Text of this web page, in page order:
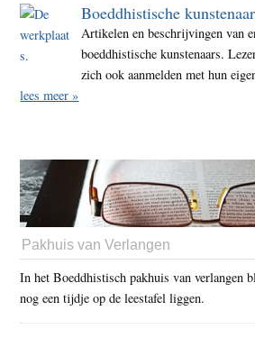
Boeddhistische
Artikelen en beschrijvingen van
boeddhistische kunstenaars.
zich ook aanmelden met hun
lees meer »
Pakhuis van Verlangen
In het Boeddhistisch pakhuis van verlangen
nog een tijdje op de leestafel liggen.